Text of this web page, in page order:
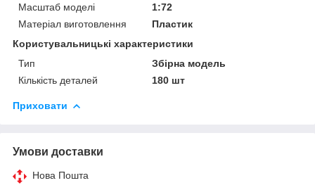
Масштаб моделі
1:72
Матеріал виготовлення
Пластик
Користувальницькі характеристики
Тип
Збірна модель
Кількість деталей
180 шт
Приховати
Умови доставки
Нова Пошта